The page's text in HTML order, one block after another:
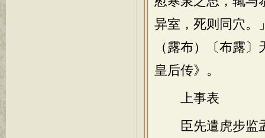
异室，死则同穴。
（露布）〔布露
皇后传》。
上事表
臣先遣虎步监孟